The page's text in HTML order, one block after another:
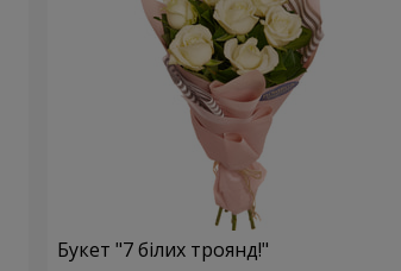
Букет "7 білих троянд!"